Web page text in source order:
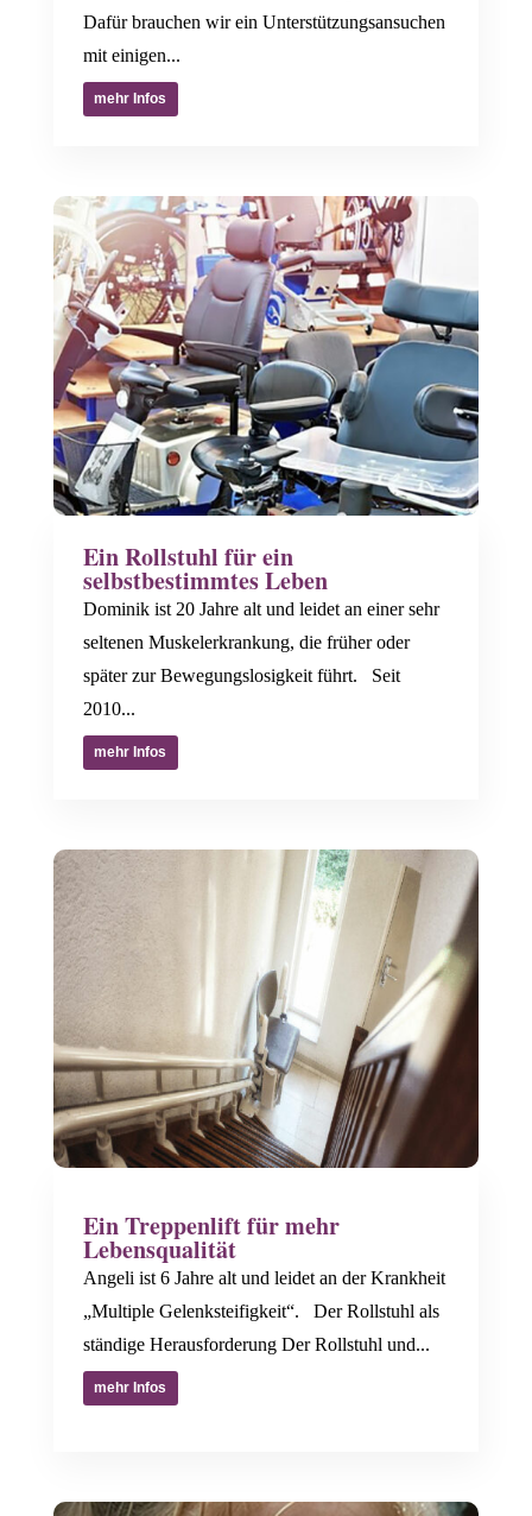
Dafür brauchen wir ein Unterstützungsansuchen
mit einigen...
mehr Infos
Ein Rollstuhl für ein
selbstbestimmtes Leben
Dominik ist 20 Jahre alt und leidet an einer sehr
seltenen Muskelerkrankung, die früher oder
später zur Bewegungslosigkeit führt. Seit
2010...
mehr Infos
Ein Treppenlift für mehr
Lebensqualität
Angeli ist 6 Jahre alt und leidet an der Krankheit
„Multiple Gelenksteifigkeit“. Der Rollstuhl als
ständige Herausforderung Der Rollstuhl und...
mehr Infos